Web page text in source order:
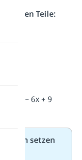
Teile:
= x² – 6x + 9
setzen
als